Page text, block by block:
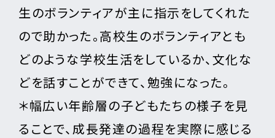
生のボランティアが主に指示をしてくれた
ので助かった。高校生のボランティアとも
どのような学校生活をしているか、文化な
どを話すことができて、勉強になった。
＊幅広い年齢層の子どもたちの様子を見
ることで、成長発達の過程を実際に感じる